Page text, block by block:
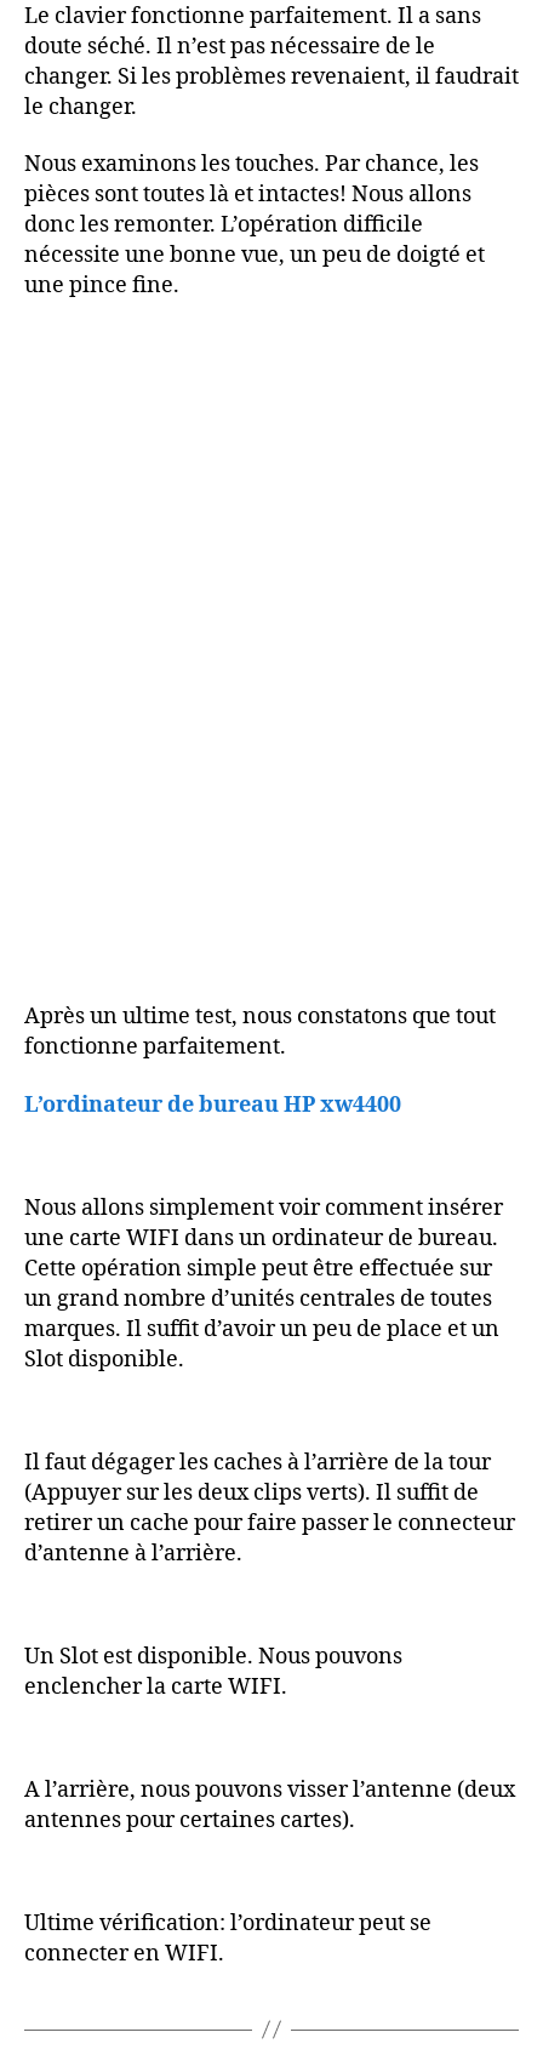
Le clavier fonctionne parfaitement. Il a sans
doute séché. Il n’est pas nécessaire de le
changer. Si les problèmes revenaient, il faudrait
le changer.
Nous examinons les touches. Par chance, les
pièces sont toutes là et intactes! Nous allons
donc les remonter. L’opération difficile
nécessite une bonne vue, un peu de doigté et
une pince fine.
Après un ultime test, nous constatons que tout
fonctionne parfaitement.
L’ordinateur de bureau HP xw4400
Nous allons simplement voir comment insérer
une carte WIFI dans un ordinateur de bureau.
Cette opération simple peut être effectuée sur
un grand nombre d’unités centrales de toutes
marques. Il suffit d’avoir un peu de place et un
Slot disponible.
Il faut dégager les caches à l’arrière de la tour
(Appuyer sur les deux clips verts). Il suffit de
retirer un cache pour faire passer le connecteur
d’antenne à l’arrière.
Un Slot est disponible. Nous pouvons
enclencher la carte WIFI.
A l’arrière, nous pouvons visser l’antenne (deux
antennes pour certaines cartes).
Ultime vérification: l’ordinateur peut se
connecter en WIFI.